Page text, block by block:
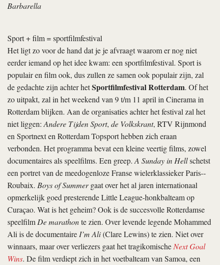
Barbarella
Sport + film = sportfilmfestival
Het ligt zo voor de hand dat je je afvraagt waarom er nog niet
eerder iemand op het idee kwam: een sportfilmfestival. Sport is
populair en film ook, dus zullen ze samen ook populair zijn, zal
de gedachte zijn achter hetSportfilmfestival Rotterdam. Of het
zo uitpakt, zal in het weekend van 9 t/m 11 april in Cinerama in
Rotterdam blijken. Aan de organisaties achter het festival zal het
niet liggen:Andere Tijden Sport, de Volkskrant, RTV Rijnmond
en Sportnext en Rotterdam Topsport hebben zich eraan
verbonden. Het programma bevat een kleine veertig films, zowel
documentaires als speelfilms. Een greep.A Sunday in Hellschetst
een portret van de meedogenloze Franse wielerklassieker Paris-­
Roubaix. Boys of Summergaat over het al jaren internationaal
opmerkelijk goed presterende Little League-honkbalteam op
Curaçao. Wat is het geheim? Ook is de succesvolle Rotterdamse
speelfilmDe marathonte zien. Over levende legende Mohammed
Ali is de documentaireI’m Ali(Clare Lewins) te zien. Niet over
winnaars, maar over verliezers gaat het tragikomischeNext Goal
Wins. De film verdiept zich in het voetbalteam van Samoa, een